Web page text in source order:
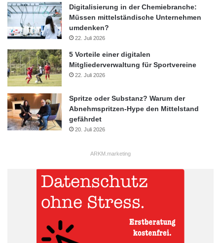
Digitalisierung in der Chemiebranche:
Müssen mittelständische Unternehmen
umdenken?
22. Juli 2026
5 Vorteile einer digitalen
Mitgliederverwaltung für Sportvereine
22. Juli 2026
Spritze oder Substanz? Warum der
Abnehmspritzen-Hype den Mittelstand
gefährdet
20. Juli 2026
ARKM.marketing